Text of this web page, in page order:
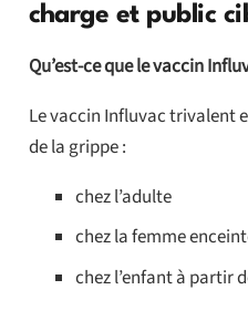
charge et public
Qu’est-ce que le vaccin
Le vaccin Influvac trivalent
de la grippe :
chez l’adulte
chez la femme
chez l’enfant à partir